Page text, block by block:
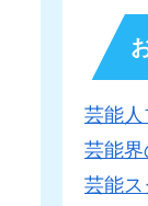
芸能
芸能界
芸能ス